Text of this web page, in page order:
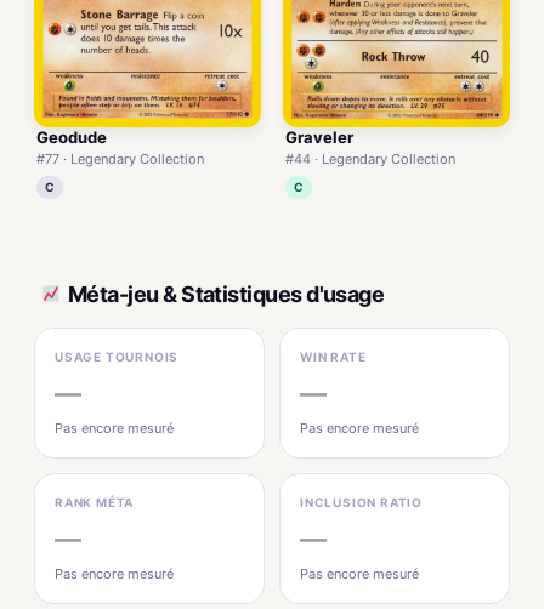
Geodude
#77 · Legendary Collection
C
Graveler
#44 · Legendary Collection
C
Méta-jeu & Statistiques d'usage
USAGE TOURNOIS
—
Pas encore mesuré
WIN RATE
—
Pas encore mesuré
RANK MÉTA
—
Pas encore mesuré
INCLUSION RATIO
—
Pas encore mesuré